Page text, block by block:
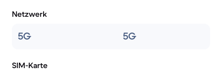
Netzwerk
5G 5G
SIM-Karte